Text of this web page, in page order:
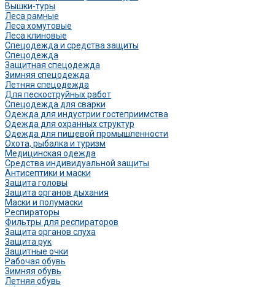
Вышки-туры
Леса рамные
Леса хомутовые
Леса клиновые
Спецодежда и средства защиты
Спецодежда
Защитная спецодежда
Зимняя спецодежда
Летняя спецодежда
Для пескоструйных работ
Спецодежда для сварки
Одежда для индустрии гостеприимства
Одежда для охранных структур
Одежда для пищевой промышленности
Охота, рыбалка и туризм
Медицинская одежда
Средства индивидуальной защиты
Антисептики и маски
Защита головы
Защита органов дыхания
Маски и полумаски
Респираторы
Фильтры для респираторов
Защита органов слуха
Защита рук
Защитные очки
Рабочая обувь
Зимняя обувь
Летняя обувь